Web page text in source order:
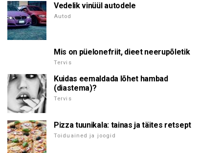
Vedelik vinüül autodele
Autod
Mis on püelonefriit, dieet neerupõletik
Tervis
Kuidas eemaldada lõhet hambad
(diastema)?
Tervis
Pizza tuunikala: tainas ja täites retsept
Toiduained ja joogid